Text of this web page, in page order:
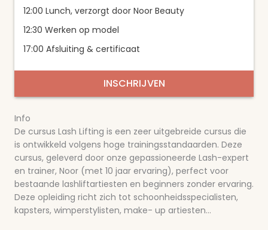
Info
De cursus Lash Lifting is een zeer uitgebreide cursus die
is ontwikkeld volgens hoge trainingsstandaarden. Deze
cursus, geleverd door onze gepassioneerde Lash-expert
en trainer, Noor (met 10 jaar ervaring), perfect voor
bestaande lashliftartiesten en beginners zonder ervaring.
Deze opleiding richt zich tot schoonheidsspecialisten,
kapsters, wimperstylisten, make- up artiesten…
12:00 Lunch, verzorgt door Noor Beauty
12:30 Werken op model
17:00 Afsluiting & certificaat
INSCHRIJVEN